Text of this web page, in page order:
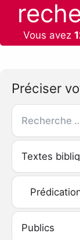
Vous avez
Préciser